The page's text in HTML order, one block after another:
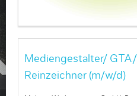
Mediengestalter/ GTA/
Reinzeichner (m/w/d)